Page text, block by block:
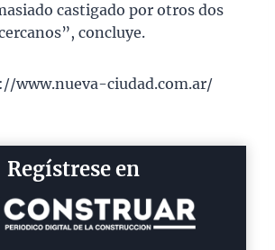
castigado por otros dos
concluye.
www.nueva-ciudad.com.ar/
Regístrese en